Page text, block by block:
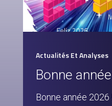
Actualités Et Analyses
Bonne
Bonne année